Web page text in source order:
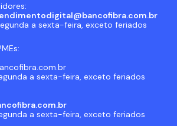
a sexta-feira, exceto feriados
a sexta-feira, exceto feriados
a sexta-feira, exceto feriados